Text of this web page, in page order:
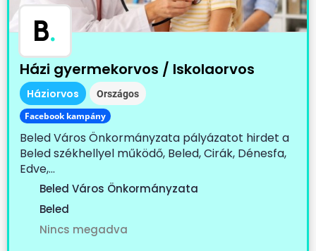
B.
Házi gyermekorvos / Iskolaorvos
Háziorvos Országos
Facebook kampány
Beled Város Önkormányzata pályázatot hirdet a
Beled székhellyel működő, Beled, Cirák, Dénesfa,
Edve,...
Beled Város Önkormányzata
Beled
Nincs megadva